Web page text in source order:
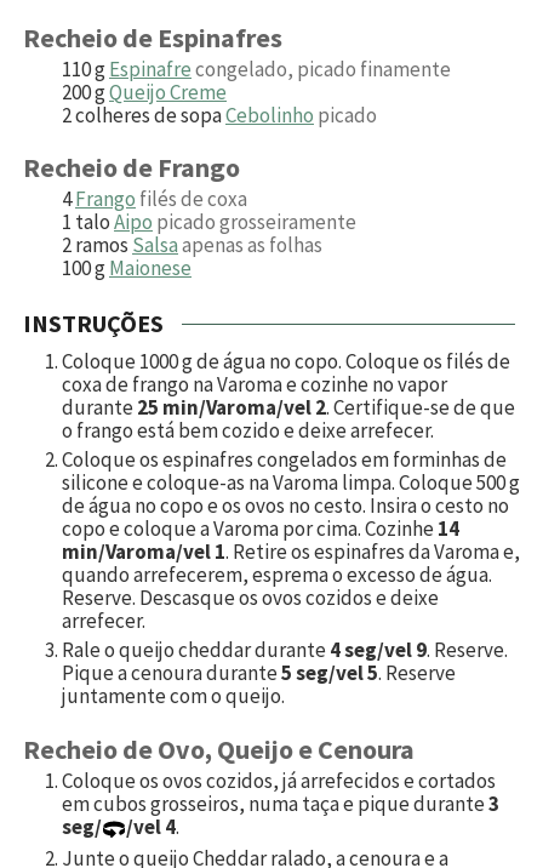
Recheio de Espinafres
110gEspinafrecongelado, picado finamente
200gQueijo Creme
2colheres de sopaCebolinho picado
Recheio de Frango
4Frango filés de coxa
1 taloAipo picado grosseiramente
2ramos Salsaapenas as folhas
100gMaionese
INSTRUÇÕES
Coloque1000g de água no copo. Coloque os filés de
coxa de frango na Varoma e cozinhe no vapor
durante25 min/Varoma/vel 2. Certifique-se de que
o frango está bem cozido e deixe arrefecer.
Coloque os espinafres congelados em forminhas de
silicone e coloque-as na Varoma limpa. Coloque500g
de água no copo e os ovos no cesto. Insira o cesto no
copo e coloque a Varoma por cima. Cozinhe14
min/Varoma/vel 1. Retire os espinafres da Varoma e,
quando arrefecerem, esprema o excesso de água.
Reserve. Descasque os ovos cozidos e deixe
arrefecer.
Rale o queijo cheddar durante4 seg/vel 9. Reserve.
Pique a cenoura durante5 seg/vel 5. Reserve
juntamente com o queijo.
Recheio de Ovo, Queijo e Cenoura
Coloque os ovos cozidos, já arrefecidos e cortados
em cubos grosseiros, numa taça e pique durante3
seg/
/vel 4.
Junte o queijo Cheddar ralado, a cenoura e a